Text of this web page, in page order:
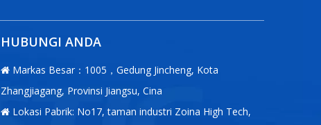
HUBUNGI ANDA
 Markas Besar：1005，Gedung Jincheng, Kota
Zhangjiagang, Provinsi Jiangsu, Cina
 Lokasi Pabrik: No17, taman industri Zoina High Tech,